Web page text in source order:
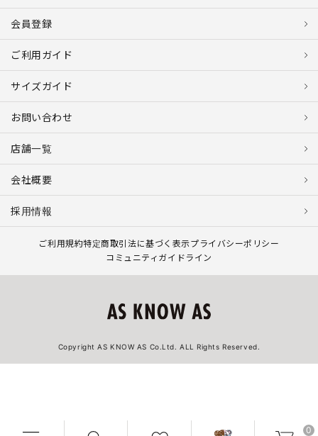
0
会員登録
ご利用ガイド
サイズガイド
お問い合わせ
店舗一覧
会社概要
採用情報
ご利用規約特定商取引法に基づく表示プライバシーポリシー
コミュニティガイドライン
Copyright AS KNOW AS Co.Ltd. ALL Rights Reserved.